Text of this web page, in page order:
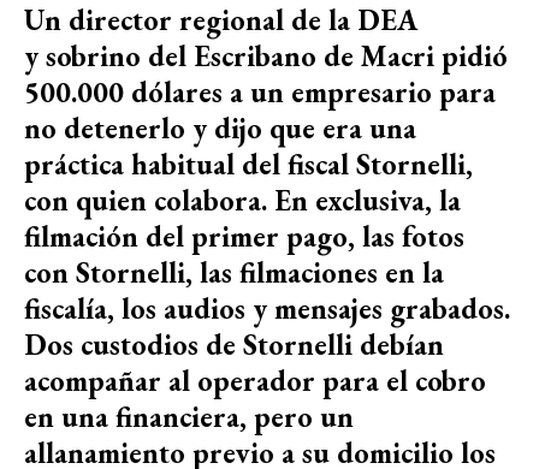
Un director regional de la DEA
y sobrino del Escribano de Macri pidió
500.000 dólares a un empresario para
no detenerlo y dijo que era una
práctica habitual del fiscal Stornelli,
con quien colabora. En exclusiva, la
filmación del primer pago, las fotos
con Stornelli, las filmaciones en la
fiscalía, los audios y mensajes grabados.
Dos custodios de Stornelli debían
acompañar al operador para el cobro
en una financiera, pero un
allanamiento previo a su domicilio los